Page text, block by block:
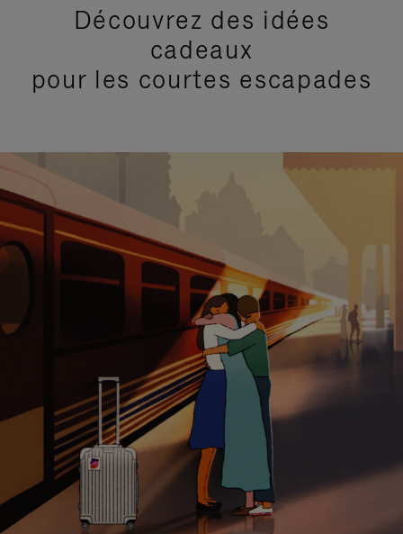
Découvrez des idées
cadeaux
pour les courtes escapades